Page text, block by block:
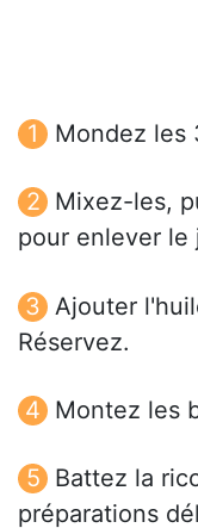
Mondez les
Mixez-les,
pour enlever le
Ajouter
Réservez.
Montez les
Battez la
préparations